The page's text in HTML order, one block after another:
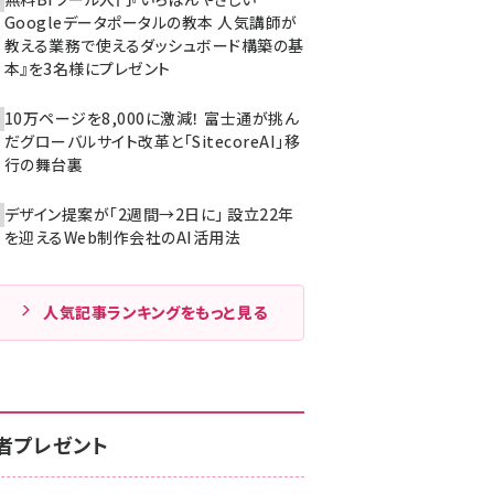
Googleデータポータルの教本 人気講師が
教える業務で使えるダッシュボード構築の基
本』を3名様にプレゼント
10万ページを8,000に激減！ 富士通が挑ん
だグローバルサイト改革と「SitecoreAI」移
行の舞台裏
デザイン提案が「2週間→2日に」 設立22年
を迎えるWeb制作会社のAI活用法
人気記事ランキングをもっと見る
プレゼント